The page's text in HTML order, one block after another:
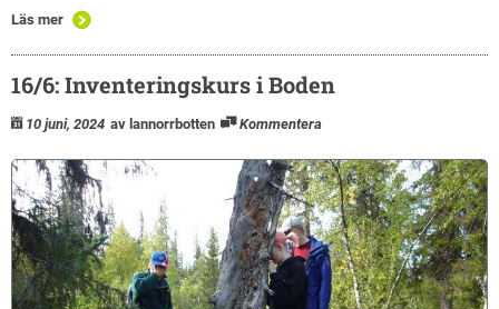
Läs mer
16/6: Inventeringskurs i Boden
10 juni, 2024 av lannorrbotten Kommentera